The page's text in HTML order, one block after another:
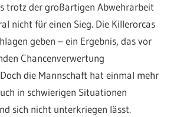
trotz der großartigen Abwehrarbeit
nicht für einen Sieg. Die Killerorcas
geben – ein Ergebnis, das vor
Chancenverwertung
die Mannschaft hat einmal mehr
in schwierigen Situationen
sich nicht unterkriegen lässt.